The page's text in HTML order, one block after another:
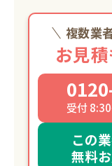
と温かさを
さまと共に
複数業
お見
受付
この
無料